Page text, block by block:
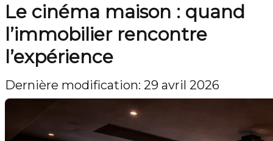
Le cinéma maison : quand
l’immobilier rencontre
l’expérience
Dernière modification: 29 avril 2026